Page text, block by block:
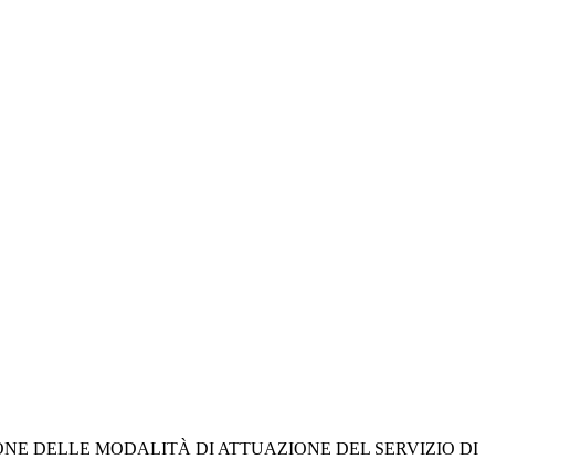
DELLE MODALITÀ DI ATTUAZIONE DEL SERVIZIO DI